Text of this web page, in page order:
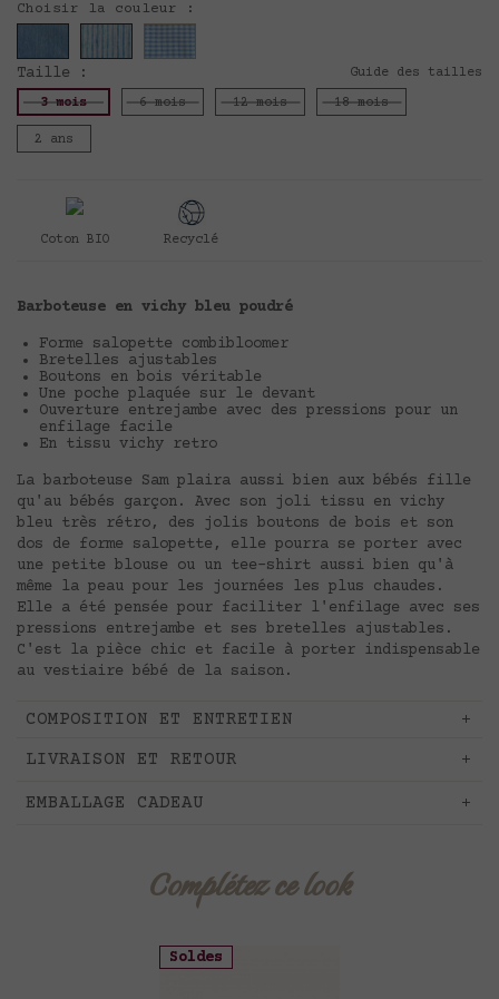
Choisir la couleur :
Taille : Guide des tailles
3 mois 6 mois 12 mois 18 mois
2 ans
Coton BIO Recyclé
Barboteuse en vichy bleu poudré
Forme salopette combibloomer
Bretelles ajustables
Boutons en bois véritable
Une poche plaquée sur le devant
Ouverture entrejambe avec des pressions pour un
enfilage facile
En tissu vichy retro
La barboteuse Sam plaira aussi bien aux bébés fille
qu'au bébés garçon. Avec son joli tissu en vichy
bleu très rétro, des jolis boutons de bois et son
dos de forme salopette, elle pourra se porter avec
une petite blouse ou un tee-shirt aussi bien qu'à
même la peau pour les journées les plus chaudes.
Elle a été pensée pour faciliter l'enfilage avec ses
pressions entrejambe et ses bretelles ajustables.
C'est la pièce chic et facile à porter indispensable
au vestiaire bébé de la saison.
COMPOSITION ET ENTRETIEN
LIVRAISON ET RETOUR
EMBALLAGE CADEAU
Complétez ce look
Soldes